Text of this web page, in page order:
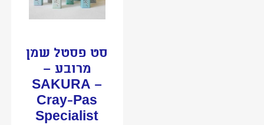
סט פסטל שמן
מרובע –
SAKURA –
Cray-Pas
Specialist